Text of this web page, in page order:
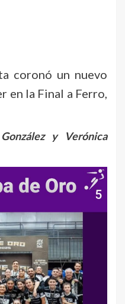
coronó un nuevo
en la Final a Ferro,
y Verónica